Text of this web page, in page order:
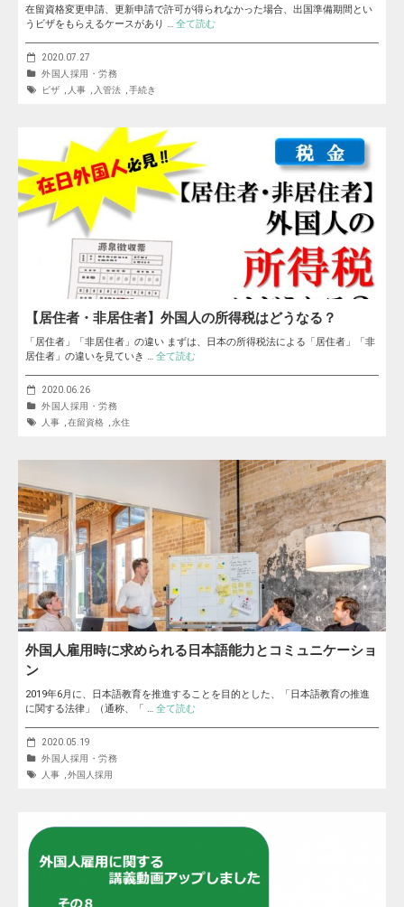
在留資格変更申請、更新申請で許可が得られなかった場合、出国準備期間とい
うビザをもらえるケースがあり … 全て読む
2020.07.27
外国人採用・労務
ビザ
人事 入管法 手続き
【居住者・非居住者】外国人の所得税はどうなる？
「居住者」「非居住者」の違い まずは、日本の所得税法による「居住者」「非
居住者」の違いを見ていき … 全て読む
2020.06.26
外国人採用・労務
人事
在留資格 永住
外国人雇用時に求められる日本語能力とコミュニケーショ
ン
2019年6月に、日本語教育を推進することを目的とした、「日本語教育の推進
に関する法律」（通称、「 … 全て読む
2020.05.19
外国人採用・労務
人事
外国人採用